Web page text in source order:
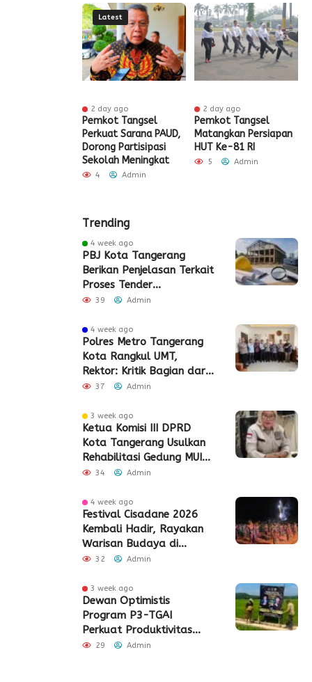
Latest
2 day ago
Pemkot Tangsel
Perkuat Sarana PAUD,
Dorong Partisipasi
Sekolah Meningkat
4 Admin
2 day ago
Pemkot Tangsel
Matangkan Persiapan
HUT Ke-81 RI
5 Admin
Trending
4 week ago
PBJ Kota Tangerang
Berikan Penjelasan Terkait
Proses Tender
Pembangunan Eks Pabrik
39 Admin
4 week ago
Polres Metro Tangerang
Kota Rangkul UMT,
Rektor: Kritik Bagian dari
Demokrasi
37 Admin
3 week ago
Ketua Komisi III DPRD
Kota Tangerang Usulkan
Rehabilitasi Gedung MUI
Periuk
34 Admin
4 week ago
Festival Cisadane 2026
Kembali Hadir, Rayakan
Warisan Budaya di
Jantung Kota Tangerang
32 Admin
3 week ago
Dewan Optimistis
Program P3-TGAI
Perkuat Produktivitas
Pertanian di Lebak
29 Admin